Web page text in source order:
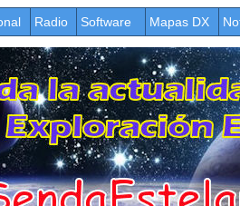
Radio Software Mapas DX